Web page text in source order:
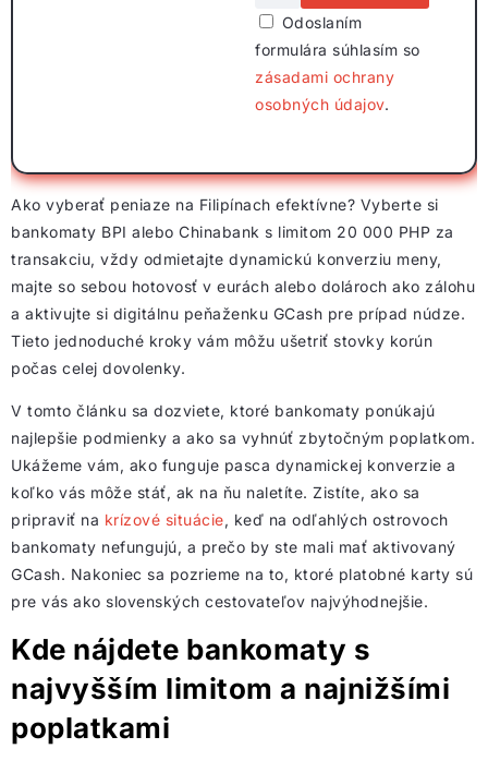
Odoslaním
formulára súhlasím so
zásadami ochrany
osobných údajov.
Ako vyberať peniaze na Filipínach efektívne? Vyberte si
bankomaty BPI alebo Chinabank s limitom 20 000 PHP za
transakciu, vždy odmietajte dynamickú konverziu meny,
majte so sebou hotovosť v eurách alebo dolároch ako zálohu
a aktivujte si digitálnu peňaženku GCash pre prípad núdze.
Tieto jednoduché kroky vám môžu ušetriť stovky korún
počas celej dovolenky.
V tomto článku sa dozviete, ktoré bankomaty ponúkajú
najlepšie podmienky a ako sa vyhnúť zbytočným poplatkom.
Ukážeme vám, ako funguje pasca dynamickej konverzie a
koľko vás môže stáť, ak na ňu naletíte. Zistíte, ako sa
pripraviť na krízové situácie, keď na odľahlých ostrovoch
bankomaty nefungujú, a prečo by ste mali mať aktivovaný
GCash. Nakoniec sa pozrieme na to, ktoré platobné karty sú
pre vás ako slovenských cestovateľov najvýhodnejšie.
Kde nájdete bankomaty s
najvyšším limitom a najnižšími
poplatkami